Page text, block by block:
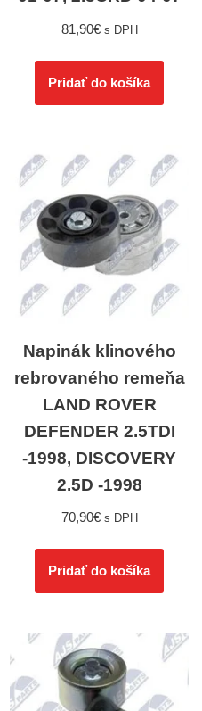
81,90€ s DPH
Pridať do košíka
Napinák klinového
rebrovaného remeňa
LAND ROVER
DEFENDER 2.5TDI
-1998, DISCOVERY
2.5D -1998
70,90€ s DPH
Pridať do košíka